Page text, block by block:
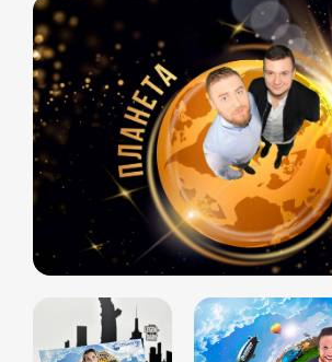
Оставить заявку
+7 964 635-25-15
info@smiletogo.ru
Написать в Телеграм
Фото и видео Музыкальные
Фотобудка
Фруктовый оркестр